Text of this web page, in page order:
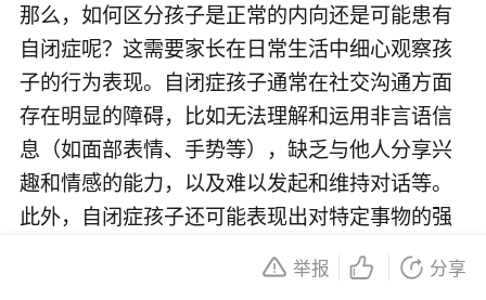
那么，如何区分孩子是正常的内向还是可能患有
自闭症呢？这需要家长在日常生活中细心观察孩
子的行为表现。自闭症孩子通常在社交沟通方面
存在明显的障碍，比如无法理解和运用非言语信
息（如面部表情、手势等），缺乏与他人分享兴
趣和情感的能力，以及难以发起和维持对话等。
此外，自闭症孩子还可能表现出对特定事物的强
烈兴趣，以及重复刻板的行为模式，如反复开关
举报 分享